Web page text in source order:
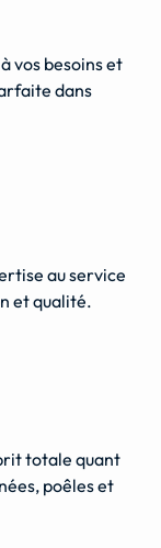
vos besoins et
dans
au service
et qualité.
totale quant
poêles et